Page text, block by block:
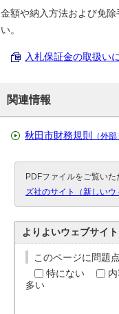
金額や納入方法および免
い。
入札保証金の取扱い
関連情報
秋田市財務規則 （外
PDFファイルをご覧い
ズ社のサイト（新しいウ
よりよいウェブサイ
このページに問題
特にない
多い